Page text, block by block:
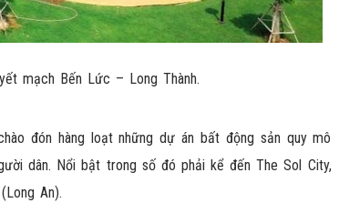
mạch Bến Lức – Long Thành.
đón hàng loạt những dự án bất động sản quy mô
dân. Nổi bật trong số đó phải kể đến The Sol City,
An).